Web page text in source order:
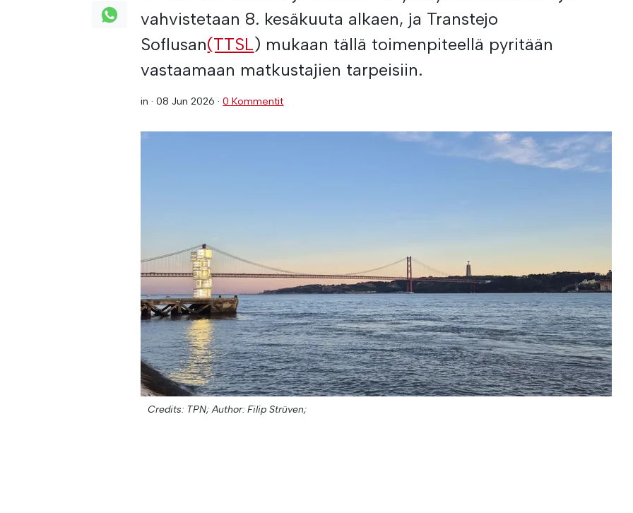
vahvistetaan 8. kesäkuuta alkaen, ja Transtejo
Soflusan(TTSL) mukaan tällä toimenpiteellä pyritään
vastaamaan matkustajien tarpeisiin.
in ·08 Jun 2026 ·0 Kommentit
Credits: TPN; Author: Filip Strüven;